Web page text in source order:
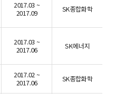
2017.03 ~
2017.09
SK종합화학
2017.03 ~
2017.06
SK에너지
2017.02 ~
2017.06
SK종합화학